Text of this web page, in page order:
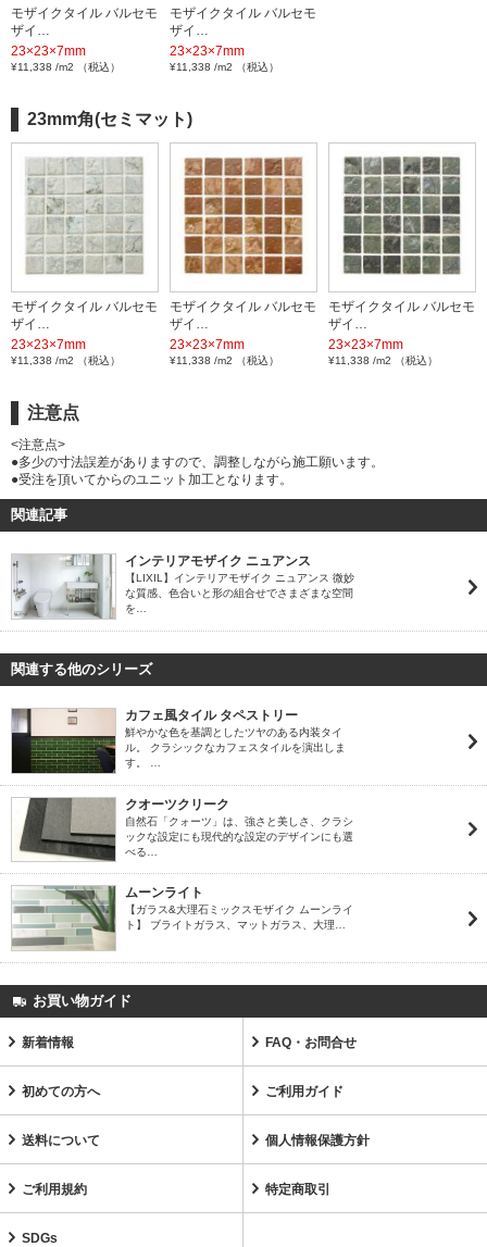
モザイクタイル バルセモ
ザイ…
23×23×7mm
¥11,338 /m2 （税込）
モザイクタイル バルセモ
ザイ…
23×23×7mm
¥11,338 /m2 （税込）
23mm角(セミマット)
モザイクタイル バルセモ
ザイ…
23×23×7mm
¥11,338 /m2 （税込）
モザイクタイル バルセモ
ザイ…
23×23×7mm
¥11,338 /m2 （税込）
モザイクタイル バルセモ
ザイ…
23×23×7mm
¥11,338 /m2 （税込）
注意点
<注意点>
●多少の寸法誤差がありますので、調整しながら施工願います。
●受注を頂いてからのユニット加工となります。
関連記事
インテリアモザイク ニュアンス
【LIXIL】インテリアモザイク ニュアンス 微妙
な質感、色合いと形の組合せでさまざまな空間
を…
関連する他のシリーズ
カフェ風タイル タペストリー
鮮やかな色を基調としたツヤのある内装タイ
ル。 クラシックなカフェスタイルを演出しま
す。 …
クオーツクリーク
自然石「クォーツ」は、強さと美しさ、クラシ
ックな設定にも現代的な設定のデザインにも選
べる…
ムーンライト
【ガラス&大理石ミックスモザイク ムーンライ
ト】 ブライトガラス、マットガラス、大理…
お買い物ガイド
新着情報 FAQ・お問合せ
初めての方へ ご利用ガイド
送料について 個人情報保護方針
ご利用規約 特定商取引
SDGs